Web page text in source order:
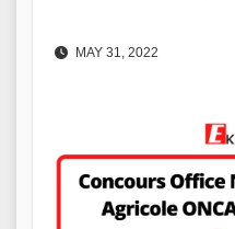
MAY 31, 2022